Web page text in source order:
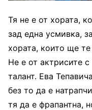
Тя не е от хората,
зад една усмивка,
хората, които ще те
Не е от актрисите
талант. Ева
без то да е
тя да е фрапантна,